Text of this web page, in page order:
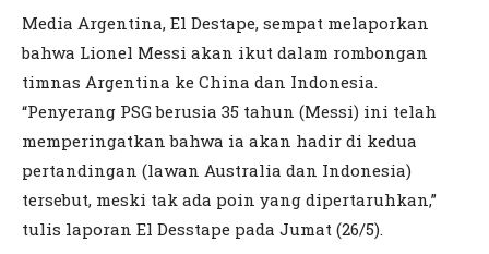
Media Argentina, El Destape, sempat melaporkan
bahwa Lionel Messi akan ikut dalam rombongan
timnas Argentina ke China dan Indonesia.
“Penyerang PSG berusia 35 tahun (Messi) ini telah
memperingatkan bahwa ia akan hadir di kedua
pertandingan (lawan Australia dan Indonesia)
tersebut, meski tak ada poin yang dipertaruhkan,”
tulis laporan El Desstape pada Jumat (26/5).